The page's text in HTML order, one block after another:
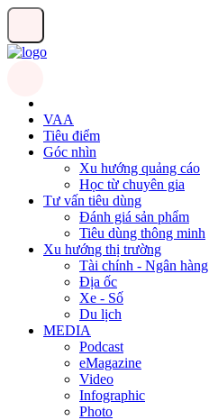
VAA
Tiêu điểm
Góc nhìn
Xu hướng quảng cáo
Học từ chuyên gia
Tư vấn tiêu dùng
Đánh giá sản phẩm
Tiêu dùng thông minh
Xu hướng thị trường
Tài chính - Ngân hàng
Địa ốc
Xe - Số
Du lịch
MEDIA
Podcast
eMagazine
Video
Infographic
Photo